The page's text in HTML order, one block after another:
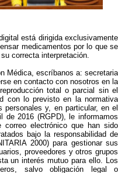
está dirigida exclusivamente
medicamentos por lo que se
correcta interpretación.
Médica, escríbanos a: secretaria
en contacto con nosotros en la
total o parcial sin el
con lo previsto en la normativa
personales y, en particular, en el
de 2016 (RGPD), le informamos
electrónico que han sido
bajo la responsabilidad de
2000) para gestionar sus
proveedores y otros grupos
un interés mutuo para ello. Los
salvo obligación legal o